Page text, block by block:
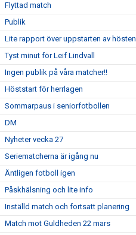
Flyttad match
Publik
Lite rapport över uppstarten av hösten
Tyst minut för Leif Lindvall
Ingen publik på våra matcher!!
Höststart för herrlagen
Sommarpaus i seniorfotbollen
DM
Nyheter vecka 27
Seriematcherna är igång nu
Äntligen fotboll igen
Påskhälsning och lite info
Inställd match och fortsatt planering
Match mot Guldheden 22 mars